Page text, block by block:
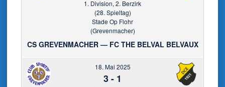
1. Division, 2. Berzirk
(28. Spieltag)
Stade Op Flohr
(Grevenmacher)
CS GREVENMACHER — FC THE BELVAL BELVAUX
18. Mai 2025
3- 1